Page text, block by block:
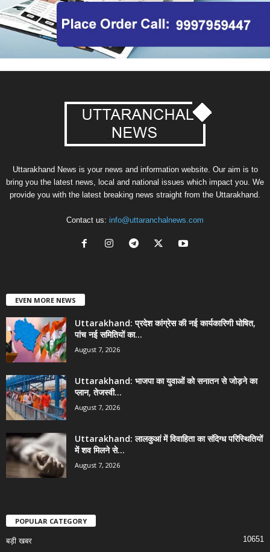
Uttarakhand News is your news and information website. Our aim is to
bring you the latest news, local and national issues which impact you. We
provide you with the latest breaking news straight from the Uttarakhand.
Contact us: info@uttaranchalnews.com
EVEN MORE NEWS
Uttarakhand: प्रदेश कांग्रेस की नई कार्यकारिणी घोषित,
पांच नई समितियों का...
August 7, 2026
Uttarakhand: भाजपा का युवाओं को सनातन से जोड़ने का
प्लान, तेजस्वी...
August 7, 2026
Uttarakhand: लालकुआं में विवाहिता का संदिग्ध परिस्थितियों
में शव मिलने से...
August 7, 2026
POPULAR CATEGORY
बड़ी खबर 10651